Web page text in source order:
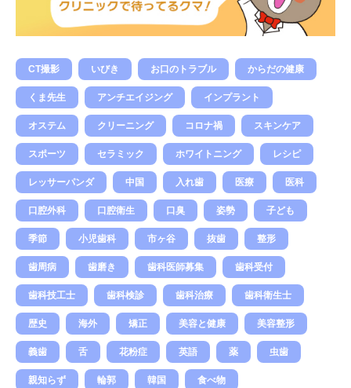
CT撮影 いびき お口のトラブル からだの健康
くま先生 アンチエイジング インプラント
オステム クリーニング コロナ禍 スキンケア
スポーツ セラミック ホワイトニング レシピ
レッサーパンダ 中国 入れ歯 医療 医科
口腔外科 口腔衛生 口臭 姿勢 子ども
季節 小児歯科 市ヶ谷 抜歯 整形
歯周病 歯磨き 歯科医師募集 歯科受付
歯科技工士 歯科検診 歯科治療 歯科衛生士
歴史 海外 矯正 美容と健康 美容整形
義歯 舌 花粉症 英語 薬 虫歯
親知らず 輪郭 韓国 食べ物